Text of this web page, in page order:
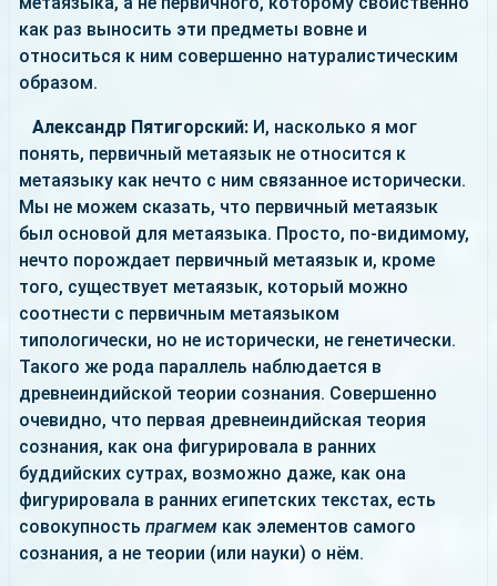
как раз выносить эти предметы вовне и
относиться к ним совершенно натуралистическим
образом.
Александр Пятигорский: И, насколько я мог
понять, первичный метаязык не относится к
метаязыку как нечто с ним связанное исторически.
Мы не можем сказать, что первичный метаязык
был основой для метаязыка. Просто, по-видимому,
нечто порождает первичный метаязык и, кроме
того, существует метаязык, который можно
соотнести с первичным метаязыком
типологически, но не исторически, не генетически.
Такого же рода параллель наблюдается в
древнеиндийской теории сознания. Совершенно
очевидно, что первая древнеиндийская теория
сознания, как она фигурировала в ранних
буддийских сутрах, возможно даже, как она
фигурировала в ранних египетских текстах, есть
совокупность прагмем как элементов самого
сознания, а не теории (или науки) о нём.